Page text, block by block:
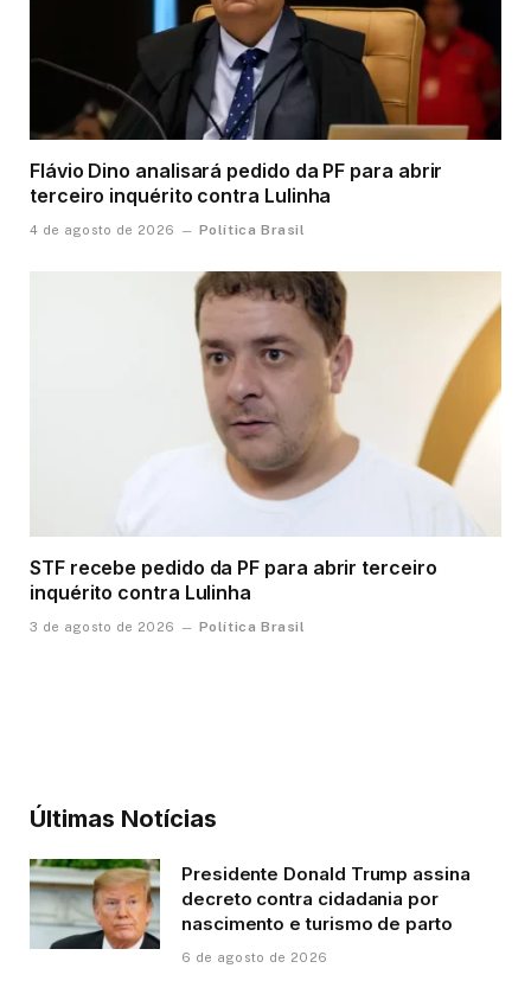
Flávio Dino analisará pedido da PF para abrir
terceiro inquérito contra Lulinha
4 de agosto de 2026 Política Brasil
STF recebe pedido da PF para abrir terceiro
inquérito contra Lulinha
3 de agosto de 2026 Política Brasil
Últimas Notícias
Presidente Donald Trump assina
decreto contra cidadania por
nascimento e turismo de parto
6 de agosto de 2026